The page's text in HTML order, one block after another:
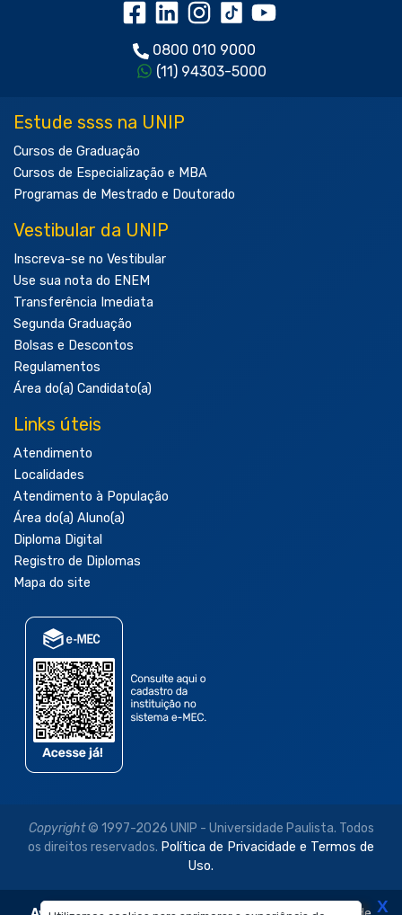
0800 010 9000
(11) 94303-5000
Estude ssss na UNIP
Cursos de Graduação
Cursos de Especialização e MBA
Programas de Mestrado e Doutorado
Vestibular da UNIP
Inscreva-se no Vestibular
Use sua nota do ENEM
Transferência Imediata
Segunda Graduação
Bolsas e Descontos
Regulamentos
Área do(a) Candidato(a)
Links úteis
Atendimento
Localidades
Atendimento à População
Área do(a) Aluno(a)
Diploma Digital
Registro de Diplomas
Mapa do site
Copyright© 1997-2026 UNIP - Universidade Paulista. Todos
os direitos reservados. Política de Privacidade e Termos de
Uso.
X